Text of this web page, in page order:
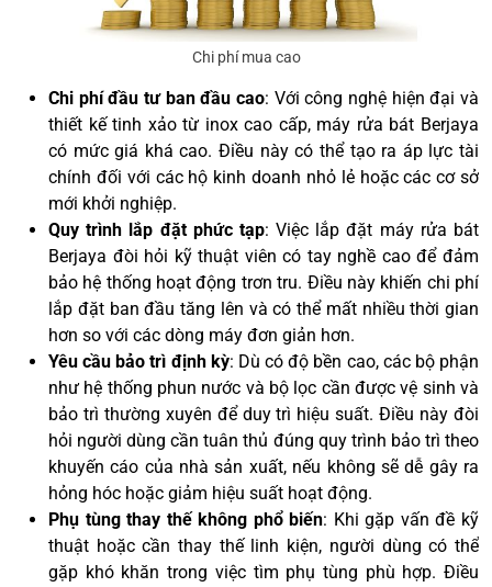
Chi phí mua cao
Chi phí đầu tư ban đầu cao: Với công nghệ hiện đại và
thiết kế tinh xảo từ inox cao cấp, máy rửa bát Berjaya
có mức giá khá cao. Điều này có thể tạo ra áp lực tài
chính đối với các hộ kinh doanh nhỏ lẻ hoặc các cơ sở
mới khởi nghiệp.
Quy trình lắp đặt phức tạp: Việc lắp đặt máy rửa bát
Berjaya đòi hỏi kỹ thuật viên có tay nghề cao để đảm
bảo hệ thống hoạt động trơn tru. Điều này khiến chi phí
lắp đặt ban đầu tăng lên và có thể mất nhiều thời gian
hơn so với các dòng máy đơn giản hơn.
Yêu cầu bảo trì định kỳ: Dù có độ bền cao, các bộ phận
như hệ thống phun nước và bộ lọc cần được vệ sinh và
bảo trì thường xuyên để duy trì hiệu suất. Điều này đòi
hỏi người dùng cần tuân thủ đúng quy trình bảo trì theo
khuyến cáo của nhà sản xuất, nếu không sẽ dễ gây ra
hỏng hóc hoặc giảm hiệu suất hoạt động.
Phụ tùng thay thế không phổ biến: Khi gặp vấn đề kỹ
thuật hoặc cần thay thế linh kiện, người dùng có thể
gặp khó khăn trong việc tìm phụ tùng phù hợp. Điều